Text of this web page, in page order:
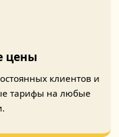
цены
клиентов и
тарифы на любые